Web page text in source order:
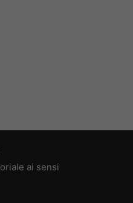
ai sensi